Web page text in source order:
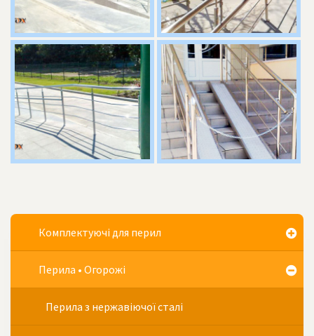
Комплектуючі для перил
Перила • Огорожі
Перила з нержавіючої сталі